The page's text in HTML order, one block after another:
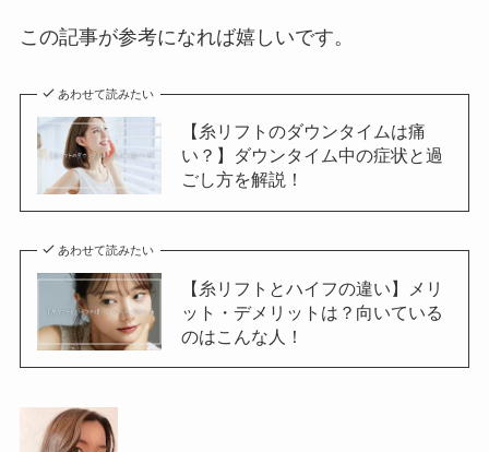
この記事が参考になれば嬉しいです。
あわせて読みたい
【糸リフトのダウンタイムは痛
い？】ダウンタイム中の症状と過
ごし方を解説！
あわせて読みたい
【糸リフトとハイフの違い】メリ
ット・デメリットは？向いている
のはこんな人！